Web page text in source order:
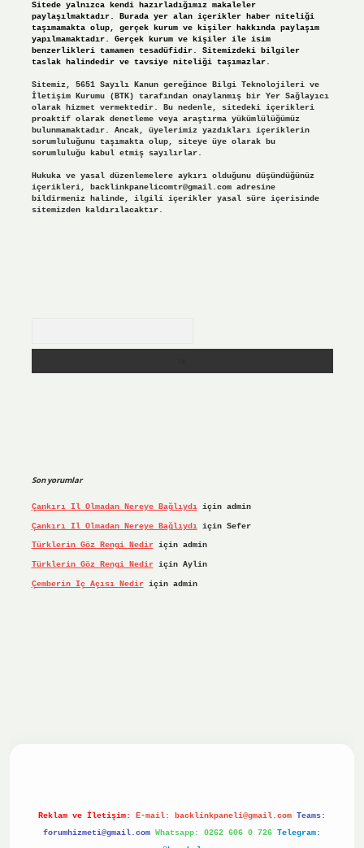
Sitede yalnızca kendi hazırladığımız makaleler
paylaşılmaktadır. Burada yer alan içerikler haber niteliği
taşımamakta olup, gerçek kurum ve kişiler hakkında paylaşım
yapılmamaktadır. Gerçek kurum ve kişiler ile isim
benzerlikleri tamamen tesadüfidir. Sitemizdeki bilgiler
taslak halindedir ve tavsiye niteliği taşımazlar.
Sitemiz, 5651 Sayılı Kanun gereğince Bilgi Teknolojileri ve
İletişim Kurumu (BTK) tarafından onaylanmış bir Yer Sağlayıcı
olarak hizmet vermektedir. Bu nedenle, sitedeki içerikleri
proaktif olarak denetleme veya araştırma yükümlülüğümüz
bulunmamaktadır. Ancak, üyelerimiz yazdıkları içeriklerin
sorumluluğunu taşımakta olup, siteye üye olarak bu
sorumluluğu kabul etmiş sayılırlar.
Hukuka ve yasal düzenlemelere aykırı olduğunu düşündüğünüz
içerikleri, backlinkpanelicomtr@gmail.comadresine
bildirmeniz halinde, ilgili içerikler yasal süre içerisinde
sitemizden kaldırılacaktır.
Son yorumlar
Çankırı Il Olmadan Nereye Bağlıydıiçin admin
Çankırı Il Olmadan Nereye Bağlıydıiçin Sefer
Türklerin Göz Rengi Nediriçin admin
Türklerin Göz Rengi Nediriçin Aylin
Çemberin Iç Açısı Nediriçin admin
Reklam ve İletişim: E-mail: backlinkpaneli@gmail.com Teams:
forumhizmeti@gmail.com Whatsapp: 0262 606 0 726 Telegram: